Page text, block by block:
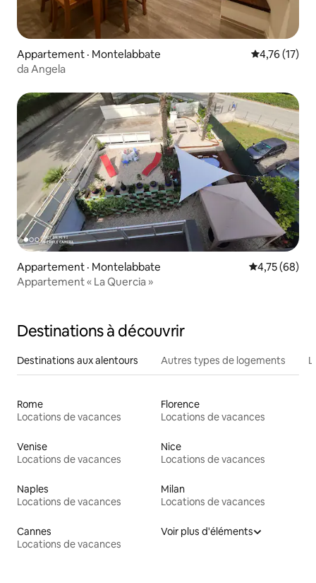
Appartement · Montelabbate Note
4,76 (17)
da Angela
Appartement · Montelabbate Note
4,75 (68)
Appartement « La Quercia »
Destinations à découvrir
Destinations aux alentours Autres types de logements
Rome
Locations de vacances
Florence
Locations de vacances
Venise
Locations de vacances
Nice
Locations de vacances
Naples
Locations de vacances
Milan
Locations de vacances
Cannes
Locations de vacances
Voir plus d'éléments